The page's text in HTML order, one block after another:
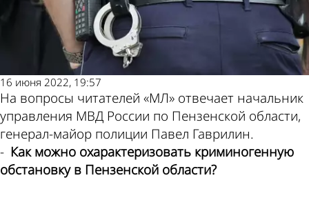
16 июня 2022, 19:57
На вопросы читателей «МЛ» отвечает начальник
управления МВД России по Пензенской области,
генерал-­майор полиции Павел Гаврилин.
- Как можно охарактеризовать криминогенную
обстановку в Пензенской области?
пресса
пишет
и
курсы